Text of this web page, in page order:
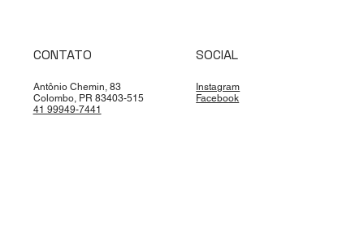
CONTATO
Antônio Chemin, 83
Colombo, PR 83403-515
41 99949-7441
SOCIAL
Instagram
Facebook